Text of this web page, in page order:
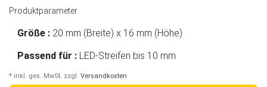
Produktparameter
Größe : 20 mm (Breite) x 16 mm (Höhe)
Passend für : LED-Streifen bis 10 mm
* inkl. ges. MwSt. zzgl. Versandkosten